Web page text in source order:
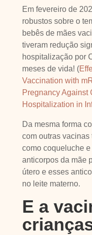
Em fevereiro de
robustos sobre o
bebês de mães
tiveram redução
hospitalização por
meses de vida! (
Vaccination with
Pregnancy Against
Hospitalization in
Da mesma forma
com outras vacinas
como coqueluche
anticorpos da mãe
útero e esses
no leite materno.
E a